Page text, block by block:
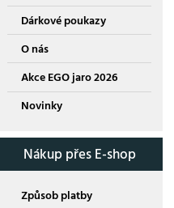
Dárkové poukazy
O nás
Akce EGO jaro 2026
Novinky
Nákup přes E-shop
Způsob platby